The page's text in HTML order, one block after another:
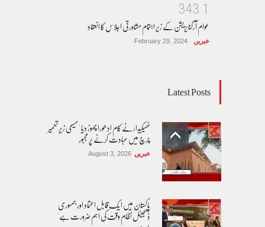
1
3
4
3
عوام آرگنایزیشن کے زیر اہتمام مشاورتی اجلاس کا انعقاد
خبریں February 29, 2024
Latest Posts
ٹھیکیدار نے کام ادھورا چھوڑ دیا ' مسیحی زیر تعمیر
چرچ میں عبادت کرنے پر مجبور
خبریں August 3, 2026
پاکستان مِیں ا یک قابل اعتماد اور جمہوری
ڈیجیٹل نظام وقت کی اہم ضرورت ہے'